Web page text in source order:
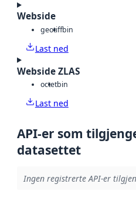
Webside
geotiffbin
Last ned
Webside ZLAS
octetbin
Last ned
API-er som
datasettet
Ingen registrerte API-er